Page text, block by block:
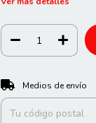
Entregas para el CP:
Medios de envío